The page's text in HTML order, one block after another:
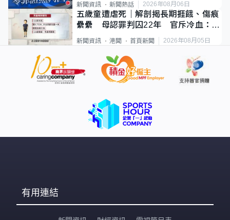
新聞資訊 新聞熱話 2026年08月06日
五歲童遭虐死｜解剖揭長期捱餓、傷痕
纍纍 母認罪判囚22年 官斥冷血：同
類案最惡劣
新聞資訊 港聞 首頁新聞 2026年08月05日
有用連結